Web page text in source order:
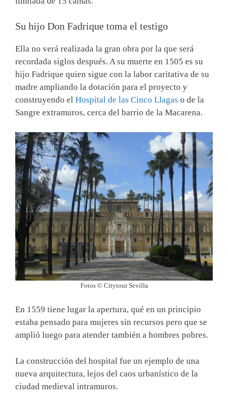
Su hijo Don Fadrique toma el testigo
Ella no verá realizada la gran obra por la que será
recordada siglos después. A su muerte en 1505 es su
hijo Fadrique quien sigue con la labor caritativa de su
madre ampliando la dotación para el proyecto y
construyendo el Hospital de las Cinco Llagas o de la
Sangre extramuros, cerca del barrio de la Macarena.
Fotos © Citytour Sevilla
En 1559 tiene lugar la apertura, qué en un principio
estaba pensado para mujeres sin recursos pero que se
amplió luego para atender también a hombres pobres.
La construcción del hospital fue un ejemplo de una
nueva arquitectura, lejos del caos urbanístico de la
ciudad medieval intramuros.